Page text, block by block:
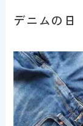
デニムの日